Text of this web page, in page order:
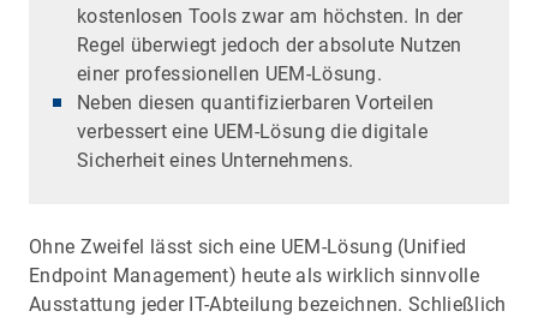
kostenlosen Tools zwar am höchsten. In der
Regel überwiegt jedoch der absolute Nutzen
einer professionellen UEM-Lösung.
Neben diesen quantifizierbaren Vorteilen
verbessert eine UEM-Lösung die digitale
Sicherheit eines Unternehmens.
Ohne Zweifel lässt sich eine UEM-Lösung (Unified
Endpoint Management) heute als wirklich sinnvolle
Ausstattung jeder IT-Abteilung bezeichnen. Schließlich